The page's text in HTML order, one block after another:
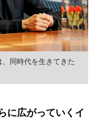
、同時代を生きてきた
に広がっていくイ